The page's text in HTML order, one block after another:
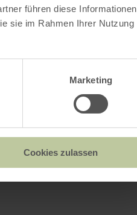
führen diese Informationen
sie im Rahmen Ihrer Nutzung
Marketing
Cookies zulassen